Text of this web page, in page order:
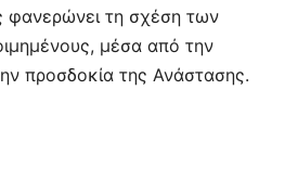
φανερώνει τη σχέση των
μέσα από την
προσδοκία της Ανάστασης.